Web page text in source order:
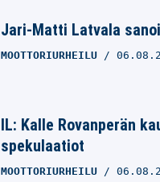
Jari-Matti Latvala
MOOTTORIURHEILU
IL: Kalle Rovanperän
spekulaatiot
MOOTTORIURHEILU